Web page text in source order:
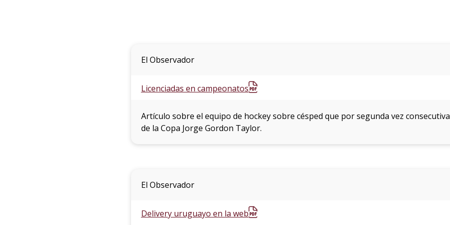
El Observador
Licenciadas en campeonatos
Artículo sobre el equipo de hockey sobre césped que por segunda vez
de la Copa Jorge Gordon Taylor.
El Observador
Delivery uruguayo en la web